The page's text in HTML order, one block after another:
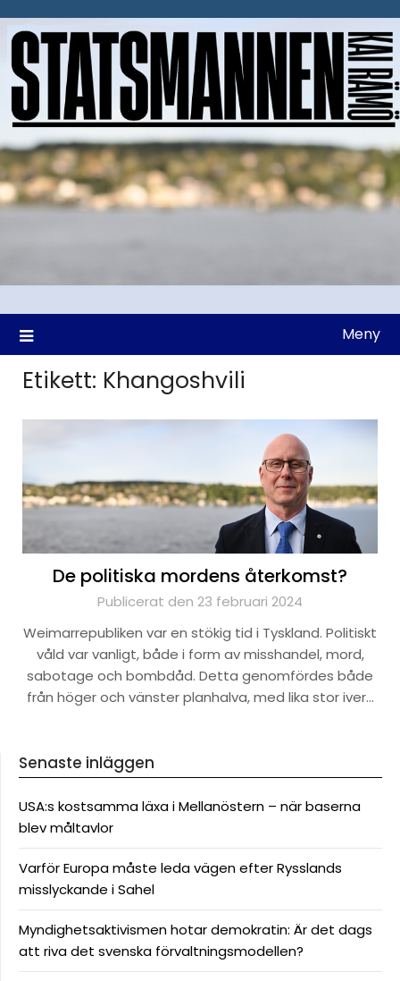
till
Meny
Etikett: Khangoshvili
De politiska mordens återkomst?
Publicerat den 23 februari 2024
Weimarrepubliken var en stökig tid i Tyskland. Politiskt
våld var vanligt, både i form av misshandel, mord,
sabotage och bombdåd. Detta genomfördes både
från höger och vänster planhalva, med lika stor iver…
Senaste inläggen
USA:s kostsamma läxa i Mellanöstern – när baserna
blev måltavlor
Varför Europa måste leda vägen efter Rysslands
misslyckande i Sahel
Myndighetsaktivismen hotar demokratin: Är det dags
att riva det svenska förvaltningsmodellen?